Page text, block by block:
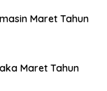
Maret Tahun
Maret Tahun